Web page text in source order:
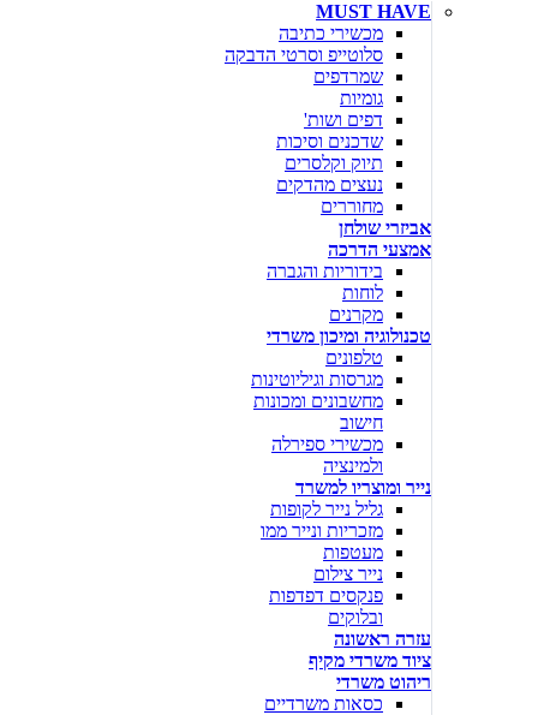
MUST HAVE
מכשירי כתיבה
סלוטייפ וסרטי הדבקה
שמרדפים
גומיות
דפים ושות'
שדכנים וסיכות
תיוק וקלסרים
נעצים מהדקים
מחוררים
אביזרי שולחן
אמצעי הדרכה
בידוריות והגברה
לוחות
מקרנים
טכנולוגיה ומיכון משרדי
טלפונים
מגרסות וגיליוטינות
מחשבונים ומכונות
חישוב
מכשירי ספירלה
ולמינציה
נייר ומוצריו למשרד
גליל נייר לקופות
מזכריות ונייר ממו
מעטפות
נייר צילום
פנקסים דפדפות
ובלוקים
עזרה ראשונה
ציוד משרדי מקיף
ריהוט משרדי
כסאות משרדיים